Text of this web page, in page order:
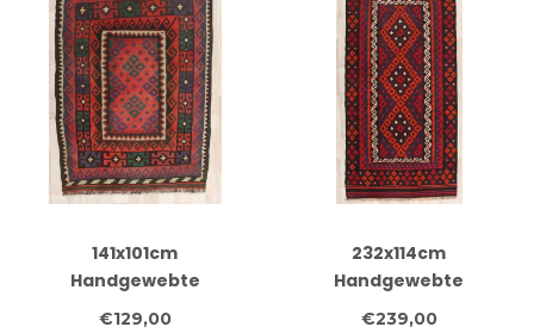
141x101cm
Handgewebte
Orientalisch Wolle
€129,00
232x114cm
Handgewebte
Orientalisch Wolle
€239,00